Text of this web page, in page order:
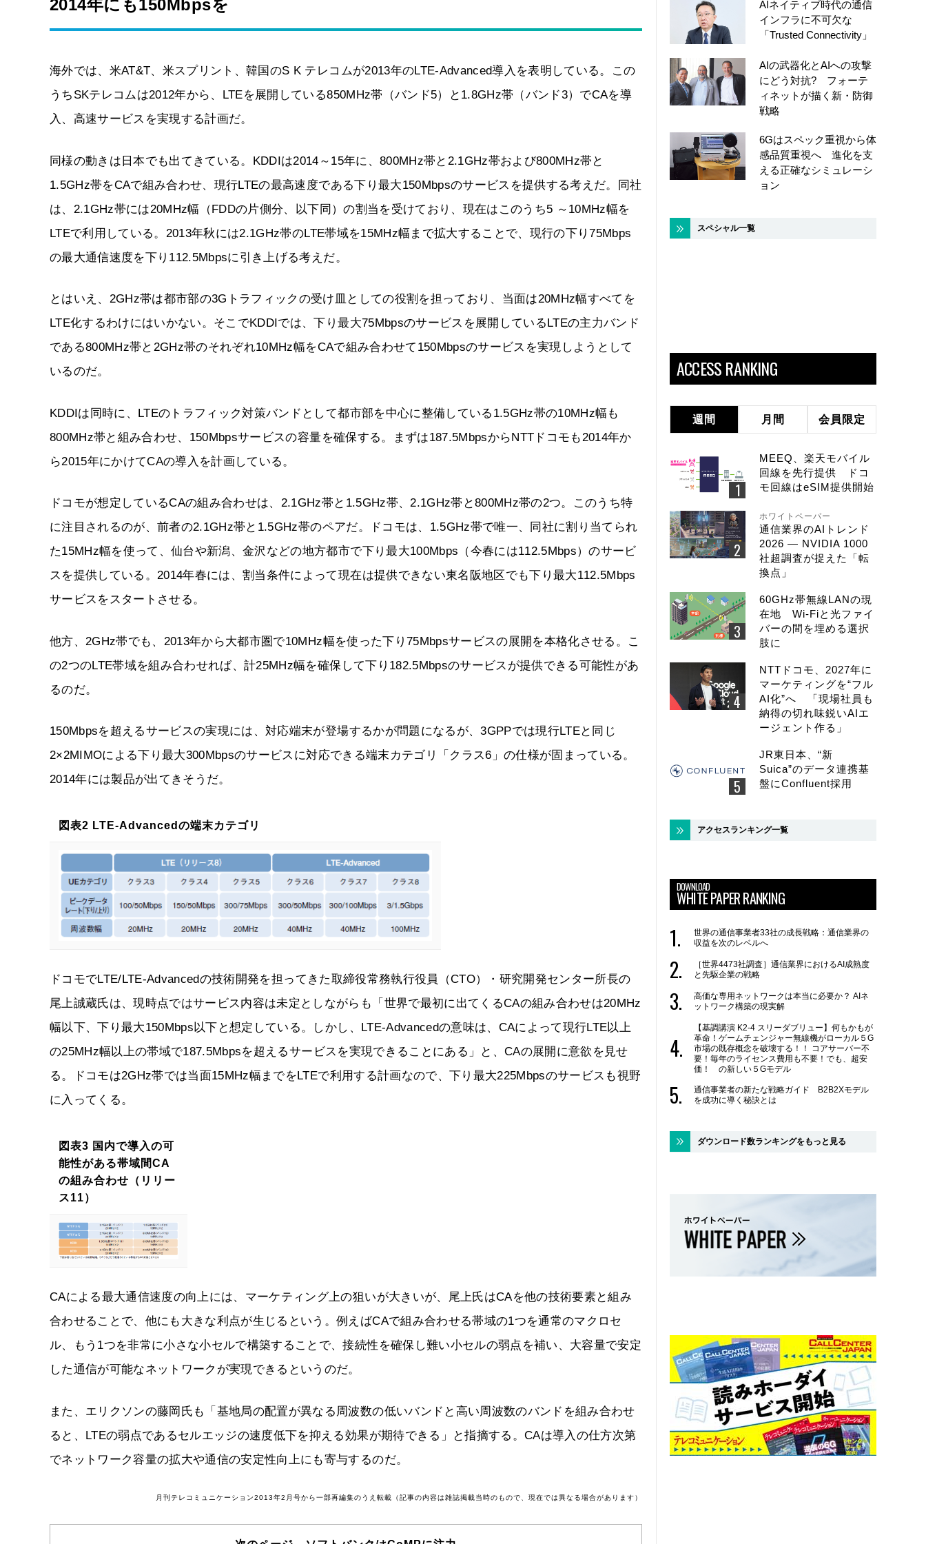
2014年にも150Mbpsを
海外では、米AT&T、米スプリント、韓国のS K テレコムが2013年のLTE-Advanced導入を表明している。この
うちSKテレコムは2012年から、LTEを展開している850MHz帯（バンド5）と1.8GHz帯（バンド3）でCAを導
入、高速サービスを実現する計画だ。
同様の動きは日本でも出てきている。KDDIは2014～15年に、800MHz帯と2.1GHz帯および800MHz帯と
1.5GHz帯をCAで組み合わせ、現行LTEの最高速度である下り最大150Mbpsのサービスを提供する考えだ。同社
は、2.1GHz帯には20MHz幅（FDDの片側分、以下同）の割当を受けており、現在はこのうち5 ～10MHz幅を
LTEで利用している。2013年秋には2.1GHz帯のLTE帯域を15MHz幅まで拡大することで、現行の下り75Mbps
の最大通信速度を下り112.5Mbpsに引き上げる考えだ。
とはいえ、2GHz帯は都市部の3Gトラフィックの受け皿としての役割を担っており、当面は20MHz幅すべてを
LTE化するわけにはいかない。そこでKDDIでは、下り最大75Mbpsのサービスを展開しているLTEの主力バンド
である800MHz帯と2GHz帯のそれぞれ10MHz幅をCAで組み合わせて150Mbpsのサービスを実現しようとして
いるのだ。
KDDIは同時に、LTEのトラフィック対策バンドとして都市部を中心に整備している1.5GHz帯の10MHz幅も
800MHz帯と組み合わせ、150Mbpsサービスの容量を確保する。まずは187.5MbpsからNTTドコモも2014年か
ら2015年にかけてCAの導入を計画している。
ドコモが想定しているCAの組み合わせは、2.1GHz帯と1.5GHz帯、2.1GHz帯と800MHz帯の2つ。このうち特
に注目されるのが、前者の2.1GHz帯と1.5GHz帯のペアだ。ドコモは、1.5GHz帯で唯一、同社に割り当てられ
た15MHz幅を使って、仙台や新潟、金沢などの地方都市で下り最大100Mbps（今春には112.5Mbps）のサービ
スを提供している。2014年春には、割当条件によって現在は提供できない東名阪地区でも下り最大112.5Mbps
サービスをスタートさせる。
他方、2GHz帯でも、2013年から大都市圏で10MHz幅を使った下り75Mbpsサービスの展開を本格化させる。こ
の2つのLTE帯域を組み合わせれば、計25MHz幅を確保して下り182.5Mbpsのサービスが提供できる可能性があ
るのだ。
150Mbpsを超えるサービスの実現には、対応端末が登場するかが問題になるが、3GPPでは現行LTEと同じ
2×2MIMOによる下り最大300Mbpsのサービスに対応できる端末カテゴリ「クラス6」の仕様が固まっている。
2014年には製品が出てきそうだ。
図表2 LTE-Advancedの端末カテゴリ
ドコモでLTE/LTE-Advancedの技術開発を担ってきた取締役常務執行役員（CTO）・研究開発センター所長の
尾上誠蔵氏は、現時点ではサービス内容は未定としながらも「世界で最初に出てくるCAの組み合わせは20MHz
幅以下、下り最大150Mbps以下と想定している。しかし、LTE-Advancedの意味は、CAによって現行LTE以上
の25MHz幅以上の帯域で187.5Mbpsを超えるサービスを実現できることにある」と、CAの展開に意欲を見せ
る。ドコモは2GHz帯では当面15MHz幅までをLTEで利用する計画なので、下り最大225Mbpsのサービスも視野
に入ってくる。
図表3 国内で導入の可
能性がある帯域間CA
の組み合わせ（リリー
ス11）
CAによる最大通信速度の向上には、マーケティング上の狙いが大きいが、尾上氏はCAを他の技術要素と組み
合わせることで、他にも大きな利点が生じるという。例えばCAで組み合わせる帯域の1つを通常のマクロセ
ル、もう1つを非常に小さな小セルで構築することで、接続性を確保し難い小セルの弱点を補い、大容量で安定
した通信が可能なネットワークが実現できるというのだ。
また、エリクソンの藤岡氏も「基地局の配置が異なる周波数の低いバンドと高い周波数のバンドを組み合わせ
ると、LTEの弱点であるセルエッジの速度低下を抑える効果が期待できる」と指摘する。CAは導入の仕方次第
でネットワーク容量の拡大や通信の安定性向上にも寄与するのだ。
月刊テレコミュニケーション2013年2月号から一部再編集のうえ転載（記事の内容は雑誌掲載当時のもので、現在では異なる場合があります）
AIネイティブ時代の通信
インフラに不可欠な
「Trusted Connectivity」
AIの武器化とAIへの攻撃
にどう対抗? フォーテ
ィネットが描く新・防御
戦略
6Gはスペック重視から体
感品質重視へ 進化を支
える正確なシミュレーシ
ョン
スペシャル一覧
ACCESS RANKING
週間 月間 会員限定
MEEQ、楽天モバイル
回線を先行提供 ドコ
モ回線はeSIM提供開始
ホワイトペーパー
通信業界のAIトレンド
2026 ― NVIDIA 1000
社超調査が捉えた「転
換点」
60GHz帯無線LANの現
在地 Wi-Fiと光ファイ
バーの間を埋める選択
肢に
NTTドコモ、2027年に
マーケティングを“フル
AI化”へ 「現場社員も
納得の切れ味鋭いAIエ
ージェント作る」
JR東日本、“新
Suica”のデータ連携基
盤にConfluent採用
アクセスランキング一覧
DOWNLOAD
WHITE PAPER RANKING
世界の通信事業者33社の成長戦略：通信業界の
収益を次のレベルへ
［世界4473社調査］通信業界におけるAI成熟度
と先駆企業の戦略
高価な専用ネットワークは本当に必要か？ AIネ
ットワーク構築の現実解
【基調講演 K2-4 スリーダブリュー】何もかもが
革命！ゲームチェンジャー無線機がローカル５G
市場の既存概念を破壊する！！ コアサーバー不
要！毎年のライセンス費用も不要！でも、超安
価！ の新しい５Gモデル
通信事業者の新たな戦略ガイド B2B2Xモデル
を成功に導く秘訣とは
ダウンロード数ランキングをもっと見る